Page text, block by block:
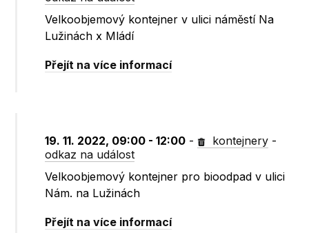
Velkoobjemový kontejner v ulici náměstí Na
Lužinách x Mládí
Přejít na více informací
19. 11. 2022, 09:00 - 12:00 - kontejnery -
odkaz na událost
Velkoobjemový kontejner pro bioodpad v ulici
Nám. na Lužinách
Přejít na více informací